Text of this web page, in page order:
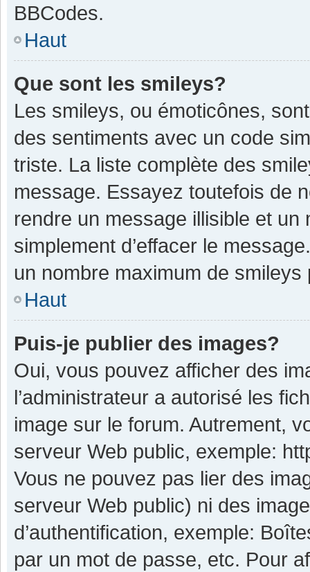
BBCodes.
Haut
Que sont les smileys?
Les smileys, ou émoticônes,
des sentiments avec un code
triste. La liste complète des
message. Essayez toutefois de
rendre un message illisible et
simplement d’effacer le
un nombre maximum de smileys
Haut
Puis-je publier des images?
Oui, vous pouvez afficher des
l’administrateur a autorisé les
image sur le forum. Autrement,
serveur Web public, exemple:
Vous ne pouvez pas lier des
serveur Web public) ni des
d’authentification, exemple:
par un mot de passe, etc. Pour